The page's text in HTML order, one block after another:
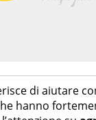
di aiutare
hanno